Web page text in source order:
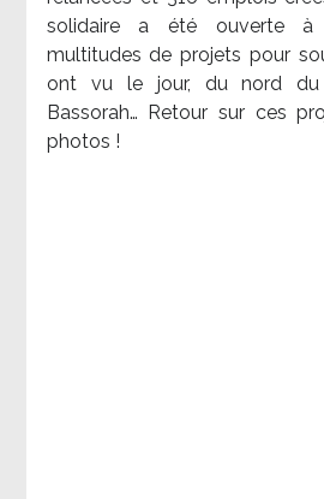
solidaire a été ouverte
multitudes de projets pour
ont vu le jour, du nord du
Bassorah… Retour sur ces
photos !